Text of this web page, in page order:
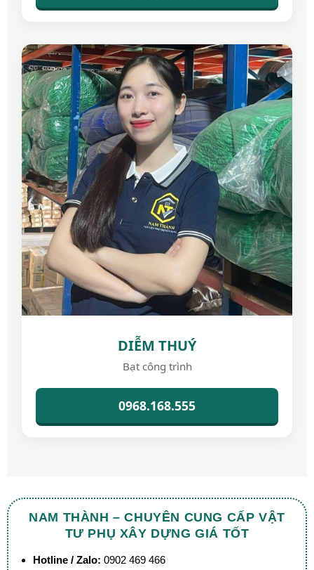
DIỄM THUÝ
Bạt công trình
0968.168.555
NAM THÀNH – CHUYÊN CUNG CẤP VẬT
TƯ PHỤ XÂY DỰNG GIÁ TỐT
Hotline / Zalo: 0902 469 466